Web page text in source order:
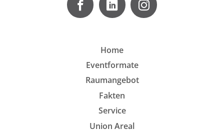
Home
Eventformate
Raumangebot
Fakten
Service
Union Areal